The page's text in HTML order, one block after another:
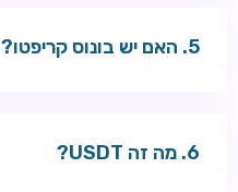
האם יש בונוס קריפטו?
מה זה USDT?